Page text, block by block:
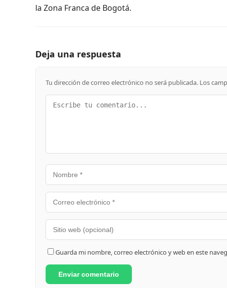
la Zona Franca de Bogotá.
Deja una respuesta
Tu dirección de correo electrónico no será publicada. Los
Guarda mi nombre, correo electrónico y web en este